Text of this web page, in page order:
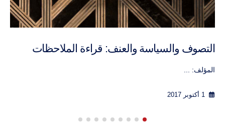
Overcoming empty debates on assumed
on how to live together in pluralism
Florence ...